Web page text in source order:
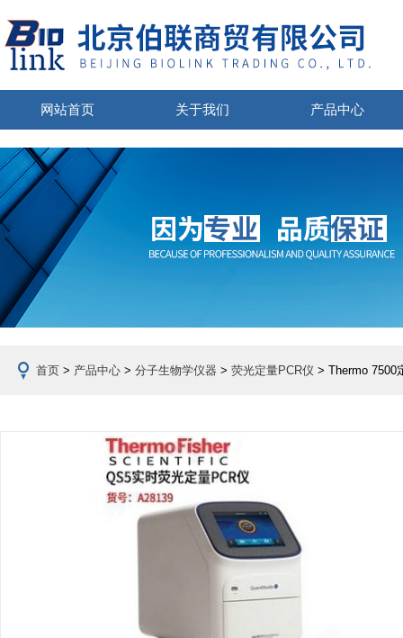
网站首页 关于我们 产品中心
首页 > 产品中心 > 分子生物学仪器 > 荧光定量PCR仪 > Thermo 7500